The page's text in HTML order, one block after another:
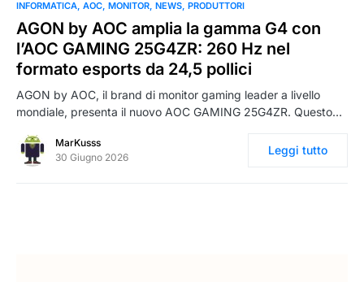
0
INFORMATICA AOC MONITOR NEWS PRODUTTORI
AGON by AOC amplia la gamma G4 con
l’AOC GAMING 25G4ZR: 260 Hz nel
formato esports da 24,5 pollici
AGON by AOC, il brand di monitor gaming leader a livello
mondiale, presenta il nuovo AOC GAMING 25G4ZR. Questo…
MarKusss
30 Giugno 2026
Leggi tutto